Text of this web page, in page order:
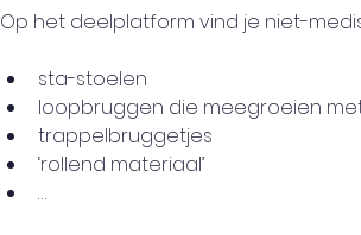
Op het deelplatform vind je niet-
sta-stoelen
loopbruggen die meegroeien
trappelbruggetjes
‘rollend materiaal’
…